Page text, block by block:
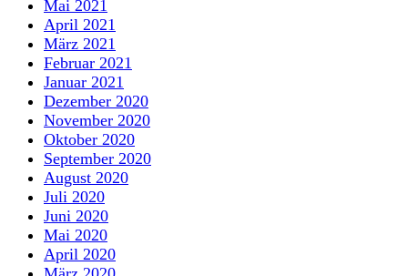
Mai 2021
April 2021
März 2021
Februar 2021
Januar 2021
Dezember 2020
November 2020
Oktober 2020
September 2020
August 2020
Juli 2020
Juni 2020
Mai 2020
April 2020